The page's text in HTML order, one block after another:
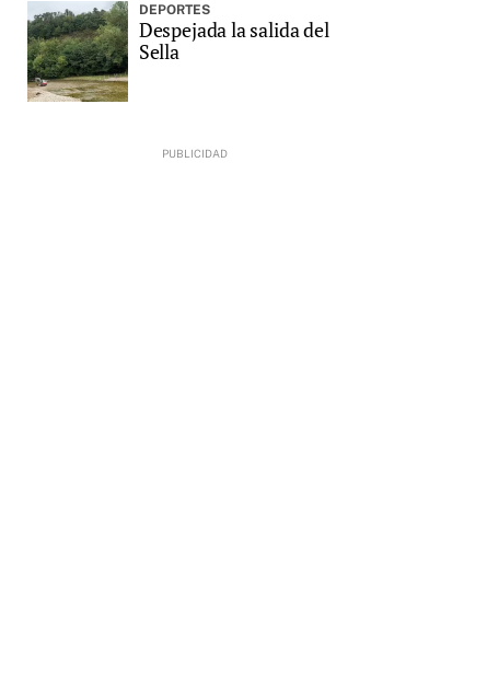
DEPORTES
Despejada la salida del
Sella